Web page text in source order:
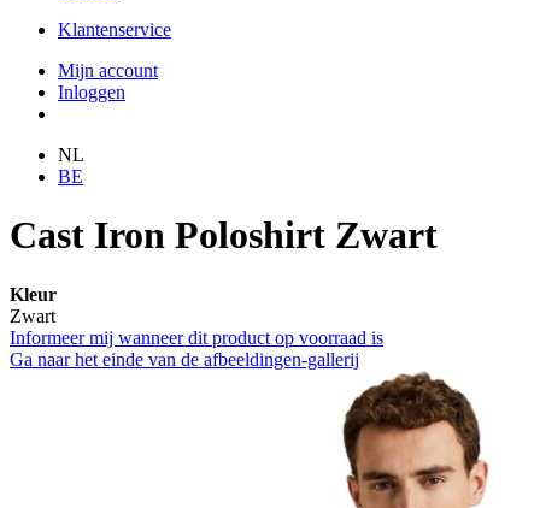
Klantenservice
Mijn account
Inloggen
NL
BE
Cast Iron Poloshirt Zwart
Kleur
Zwart
Informeer mij wanneer dit product op voorraad is
Ga naar het einde van de afbeeldingen-gallerij